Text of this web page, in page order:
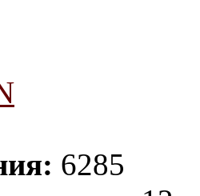
6285